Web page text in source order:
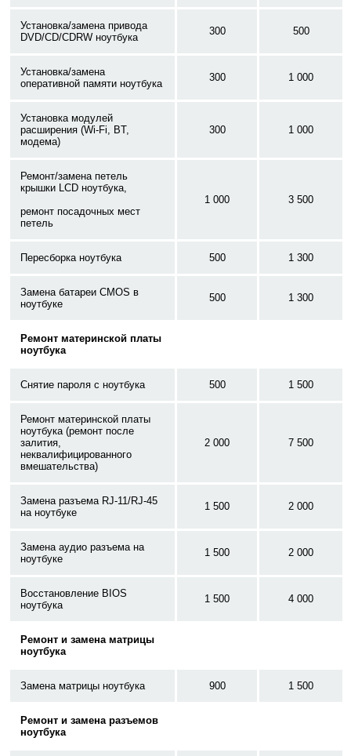
Установка/замена привода
DVD/CD/CDRW ноутбука
300 500
Установка/замена
оперативной памяти ноутбука
300 1 000
Установка модулей
расширения (Wi-Fi, BT,
модема)
300 1 000
Ремонт/замена петель
крышки LCD ноутбука,
ремонт посадочных мест
петель
1 000 3 500
Пересборка ноутбука 500 1 300
Замена батареи CMOS в
ноутбуке
500 1 300
Ремонт материнской платы
ноутбука
Снятие пароля с ноутбука 500 1 500
Ремонт материнской платы
ноутбука (ремонт после
залития,
неквалифицированного
вмешательства)
2 000 7 500
Замена разъема RJ-11/RJ-45
на ноутбуке
1 500 2 000
Замена аудио разъема на
ноутбуке
1 500 2 000
Восстановление BIOS
ноутбука
1 500 4 000
Ремонт и замена матрицы
ноутбука
Замена матрицы ноутбука 900 1 500
Ремонт и замена разъемов
ноутбука